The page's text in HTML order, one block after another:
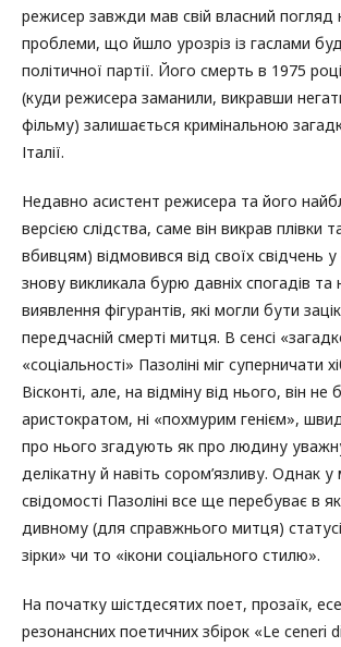
режисер завжди мав свій власний погляд
проблеми, що йшло урозріз із гаслами
політичної партії. Його смерть в 1975
(куди режисера заманили, викравши
фільму) залишається кримінальною
Італії.
Недавно асистент режисера та його
версією слідства, саме він викрав плівки
вбивцям) відмовився від своїх свідчень у
знову викликала бурю давніх спогадів та
виявлення фігурантів, які могли бути
передчасній смерті митця. В сенсі
«соціальності» Пазоліні міг суперничати
Вісконті, але, на відміну від нього, він
аристократом, ні «похмурим генієм»,
про нього згадують як про людину
делікатну й навіть сором’язливу. Однак у
свідомості Пазоліні все ще перебуває в
дивному (для справжнього митця)
зірки» чи то «ікони соціального стилю».
На початку шістдесятих поет, прозаїк,
резонансних поетичних збірок «Le ceneri